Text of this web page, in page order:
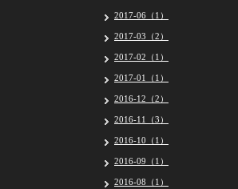
2017-06（1）
2017-03（2）
2017-02（1）
2017-01（1）
2016-12（2）
2016-11（3）
2016-10（1）
2016-09（1）
2016-08（1）